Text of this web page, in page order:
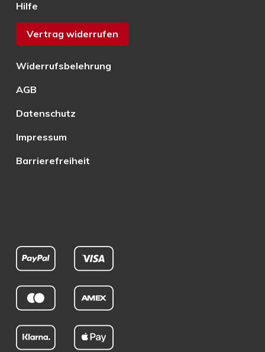
Hilfe
Vertrag widerrufen
Widerrufsbelehrung
AGB
Datenschutz
Impressum
Barrierefreiheit